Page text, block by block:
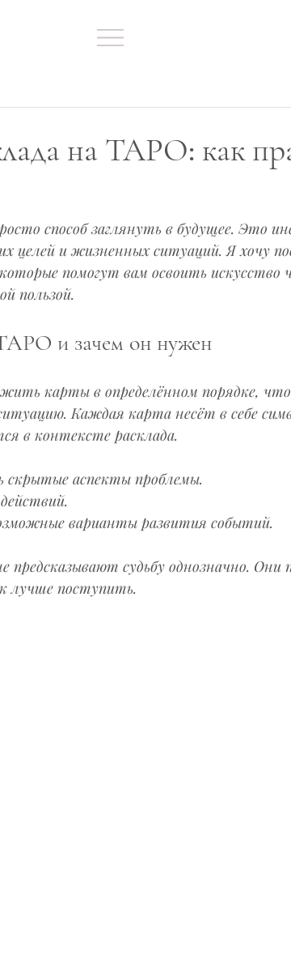
на ТАРО: как
способ заглянуть в будущее. Это
целей и жизненных ситуаций. Я хочу
помогут вам освоить
пользой.
и зачем он нужен
карты в определённом порядке,
Каждая карта несёт в себе
в контексте расклада.
скрытые аспекты проблемы.
варианты развития событий.
судьбу однозначно. Они
лучше поступить.